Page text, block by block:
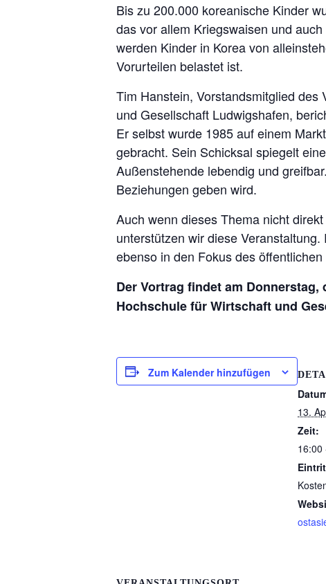
Bis zu 200.000 koreanische Kinder
das vor allem Kriegswaisen und
werden Kinder in Korea von
Vorurteilen belastet ist.
Tim Hanstein, Vorstandsmitglied des
und Gesellschaft Ludwigshafen,
Er selbst wurde 1985 auf einem
gebracht. Sein Schicksal spiegelt
Außenstehende lebendig und
Beziehungen geben wird.
Auch wenn dieses Thema nicht
unterstützen wir diese
ebenso in den Fokus des
Der Vortrag findet am
Hochschule für Wirtschaft und
Zum Kalender hinzufügen
13.
Zeit:
16:00